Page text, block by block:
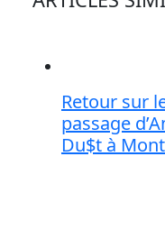
Retour sur
passage
Du$t à